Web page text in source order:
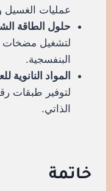
عمليات الغسيل
حلول الطاقة
لتشغيل مضخات
البنفسجية.
المواد النانوية
لتوفير طبقات
الذاتي.
خاتمة